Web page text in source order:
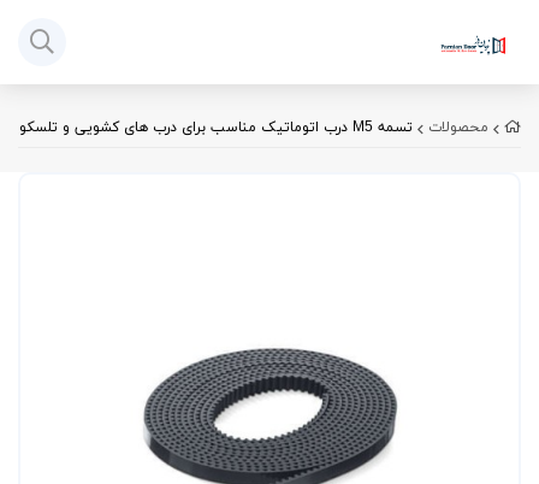
محصولات تسمه M5 درب اتوماتیک مناسب برای درب های کشویی و تلسکوپی